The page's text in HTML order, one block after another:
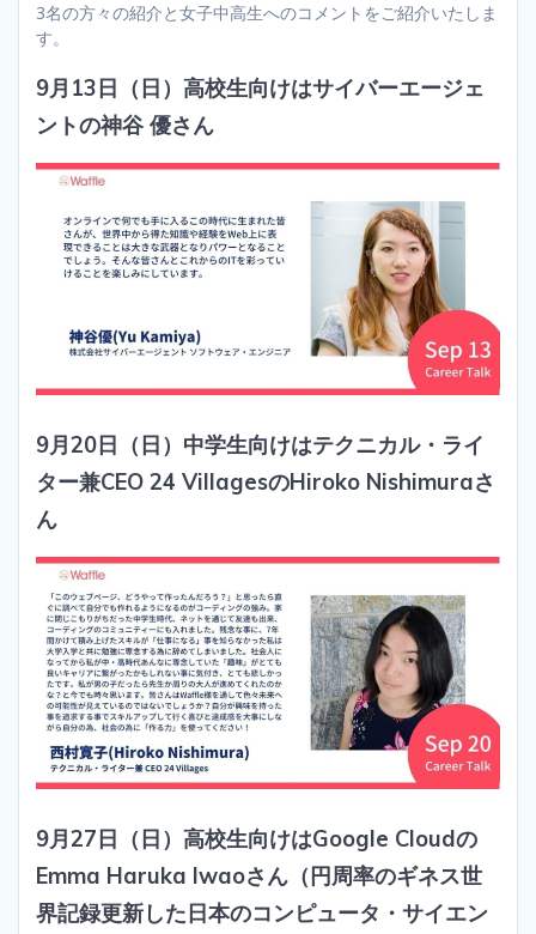
3名の方々の紹介と女子中高生へのコメントをご紹介いたしま
す。
9月13日（日）高校生向けはサイバーエージェ
ントの神谷 優さん
9月20日（日）中学生向けはテクニカル・ライ
ター兼CEO 24 VillagesのHiroko Nishimuraさ
ん
9月27日（日）高校生向けはGoogle Cloudの
Emma Haruka Iwaoさん （円周率のギネス世
界記録更新した日本のコンピュータ・サイエン